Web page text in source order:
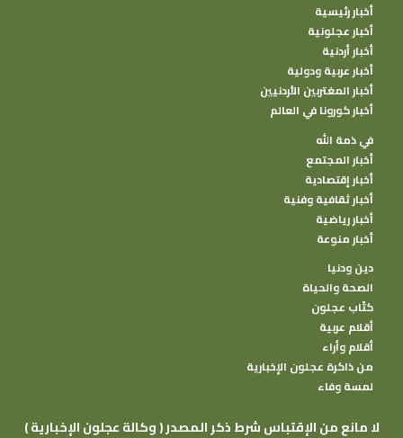
أخبار رئيسية
أخبار عجلونية
أخبار أردنية
أخبار عربية ودولية
أخبار المغتربين الأردنيين
أخبار كورونا في العالم
في ذمة الله
أخبار المجتمع
أخبار إقتصادية
أخبار ثقافية وفنية
أخبار رياضية
أخبار منوعة
دين ودنيا
الصحة والحياة
كتًاب عجلون
أقلام عربية
أقلام وأراء
من ذاكرة عجلون الإخبارية
لمسة وفاء
( وكالة عجلون الإخبارية ) لا مانع من الإقتباس شرط ذكر المصدر